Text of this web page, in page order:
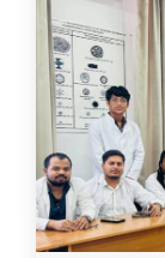
өтті.
аталып
күнін